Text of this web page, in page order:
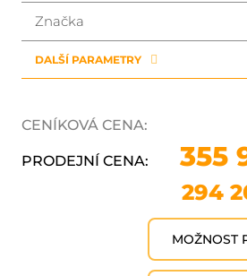
Značka
DALŠÍ PARAMETRY
CENÍKOVÁ CENA:
PRODEJNÍ CENA: 355
294
MOŽNOST